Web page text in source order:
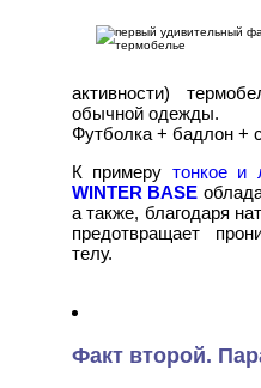
активности)
обычной одежды.
Футболка + бадлон +
К примеру тонкое и
WINTER BASE
а также, благодаря
предотвращает
телу.
Факт второй.